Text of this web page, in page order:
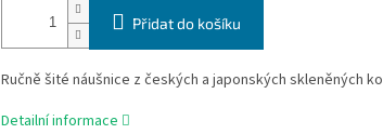
Přidat do košíku
Ručně šité náušnice z českých a japonských skleněných
Detailní informace